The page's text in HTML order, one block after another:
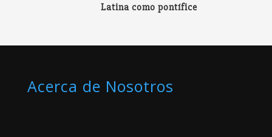
Latina como pontífice
Acerca de Nosotros